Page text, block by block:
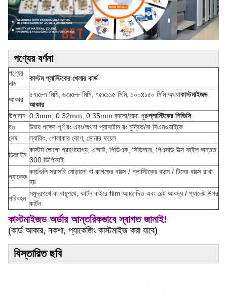
পণ্যের বর্ণনা
পণ্যের
নাম
কাস্টম প্লাস্টিকের খেলার কার্ড
আকার
৫৭x৮৭ মিমি, ৬৩x৮৮ মিমি, ৭৫x১১৫ মিমি, ১০০x১৫০ মিমি অথবাকাস্টমাইজড
আকার
উপাদান 0.3mm, 0.32mm, 0.35mm কালো/সাদা পুরুপ্লাস্টিকের পিভিসি
রঙ
উভয় পক্ষের পূর্ণ রং এবং/অথবা প্যানটোন রং মুদ্রিত/বা সিএমওয়াইকে
শেষ
ল্যাকিং, গোলাকার কোণ, সোনার ফয়েল
ডিজাইন
কাস্টম লোগো গ্রহণযোগ্য, এআই, পিডিএফ, সিডিআর, পিএসডি উত্স ফাইল অন্তত
300 ডিপিআই
প্যাকেজ
কার্ডগুলি সরাসরি মোড়ানো বা কাগজের বাক্সে / প্লাস্টিকের বাক্সে / টিনের বাক্সে রাখা
হয়
পরিবহন
সমুদ্রপথে বা বায়ুপথে, কার্টন বাইরে flim আচ্ছাদিত এবং বেল্ট আবদ্ধ / প্যালেট উপর
কার্টন
কাস্টমাইজড অর্ডার আন্তরিকভাবে স্বাগত জানাই!
(কার্ড আকার, নকশা, প্যাকেজিং কাস্টমাইজ করা যাবে)
বিস্তারিত ছবি